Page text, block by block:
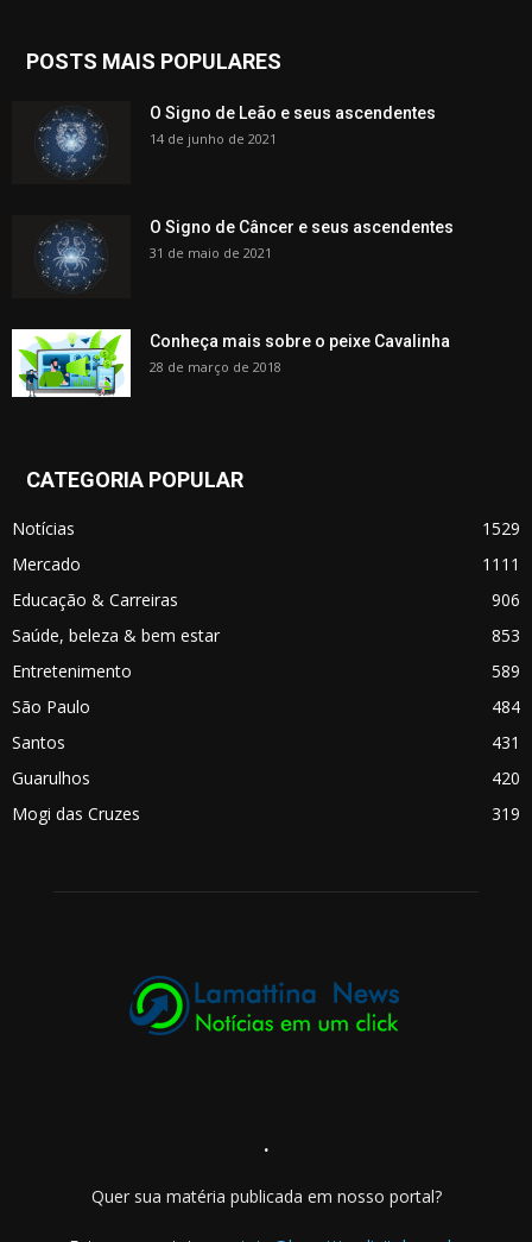
POSTS MAIS POPULARES
O Signo de Leão e seus ascendentes
14 de junho de 2021
O Signo de Câncer e seus ascendentes
31 de maio de 2021
Conheça mais sobre o peixe Cavalinha
28 de março de 2018
CATEGORIA POPULAR
Notícias
1529
Mercado
1111
Educação & Carreiras
906
Saúde, beleza & bem estar
853
Entretenimento
589
São Paulo
484
Santos
431
Guarulhos
420
Mogi das Cruzes
319
.
Quer sua matéria publicada em nosso portal?